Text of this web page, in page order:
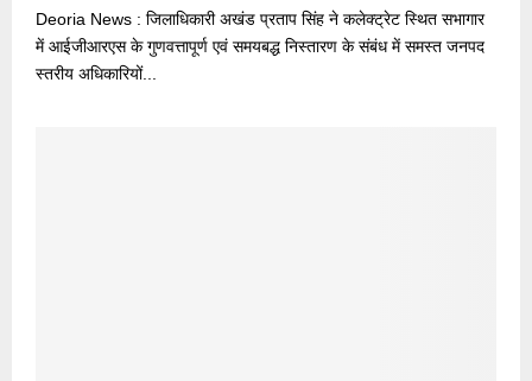
Deoria News : जिलाधिकारी अखंड प्रताप सिंह ने कलेक्ट्रेट स्थित सभागार
में आईजीआरएस के गुणवत्तापूर्ण एवं समयबद्ध निस्तारण के संबंध में समस्त जनपद
स्तरीय अधिकारियों...